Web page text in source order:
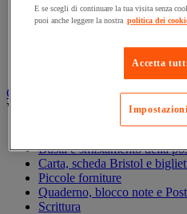
Attrezzature audio e Hi-Fi
Connessione audio e video
Insonorizzazione e
Strumenti per proiezione e
Cancelleria e forniture per ufficio
Vedi tutte le categorie
Busta e smistamento della
Carta, scheda Bristol e
Piccole forniture
Quaderno, blocco note e
Scrittura
E se scegli di continuare la tua visita senza
puoi anche leggere la nostra politica dei
Accetta